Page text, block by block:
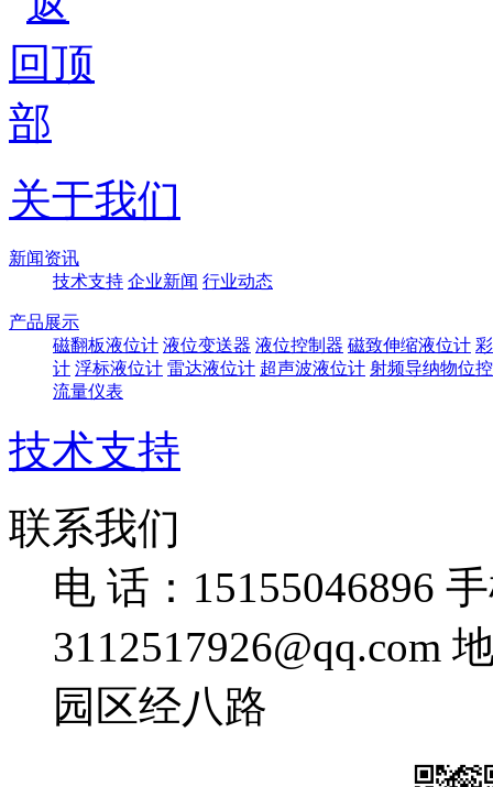
关于我们
新闻资讯
技术支持 企业新闻 行业动态
产品展示
磁翻板液位计 液位变送器 液位控制器 磁致伸缩液位计
计 浮标液位计 雷达液位计 超声波液位计 射频导纳物位
流量仪表
技术支持
联系我们
电 话：15155046896
3112517926@qq.com
园区经八路